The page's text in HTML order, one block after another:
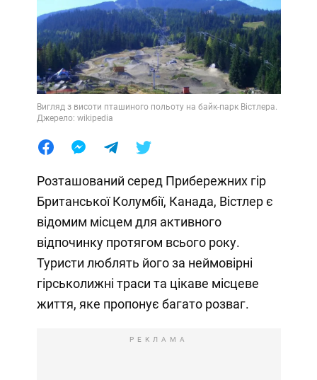
Вигляд з висоти пташиного польоту на байк-парк Вістлера.
Джерело: wikipedia
Розташований серед Прибережних гір
Британської Колумбії, Канада, Вістлер є
відомим місцем для активного
відпочинку протягом всього року.
Туристи люблять його за неймовірні
гірськолижні траси та цікаве місцеве
життя, яке пропонує багато розваг.
РЕКЛАМА